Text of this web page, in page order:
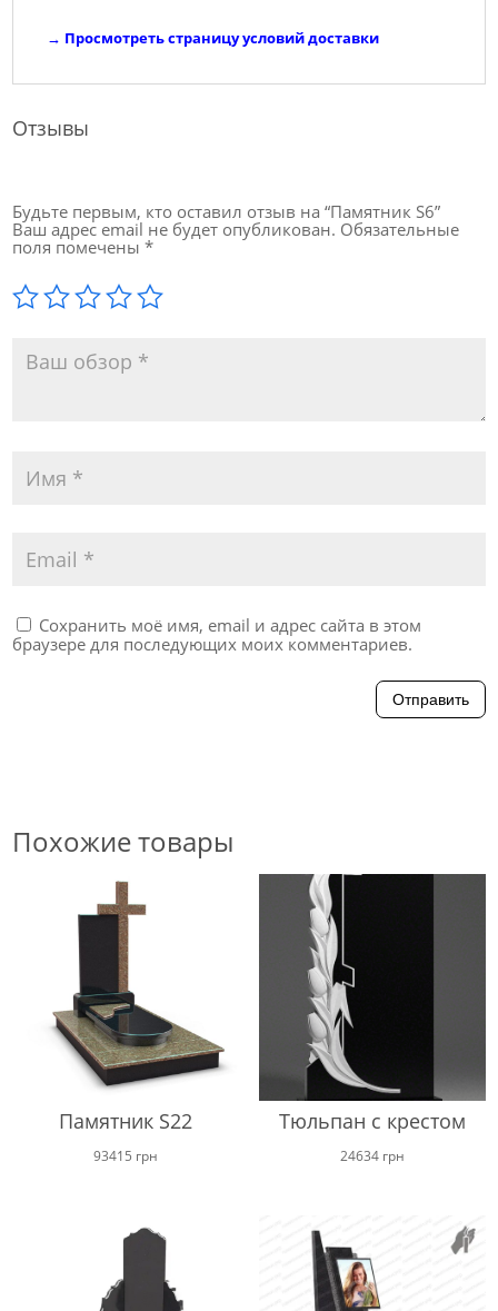
→ Просмотреть страницу условий доставки
Отзывы
Будьте первым, кто оставил отзыв на “Памятник S6”
Ваш адрес email не будет опубликован. Обязательные
поля помечены*
Сохранить моё имя, email и адрес сайта в этом
браузере для последующих моих комментариев.
Отправить
Похожие товары
Памятник S22
93415 грн
Тюльпан с крестом
24634 грн